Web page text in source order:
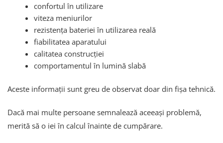
confortul în utilizare
viteza meniurilor
rezistența bateriei în utilizarea reală
fiabilitatea aparatului
calitatea construcției
comportamentul în lumină slabă
Aceste informații sunt greu de observat doar din fișa tehnică.
Dacă mai multe persoane semnalează aceeași problemă,
merită să o iei în calcul înainte de cumpărare.